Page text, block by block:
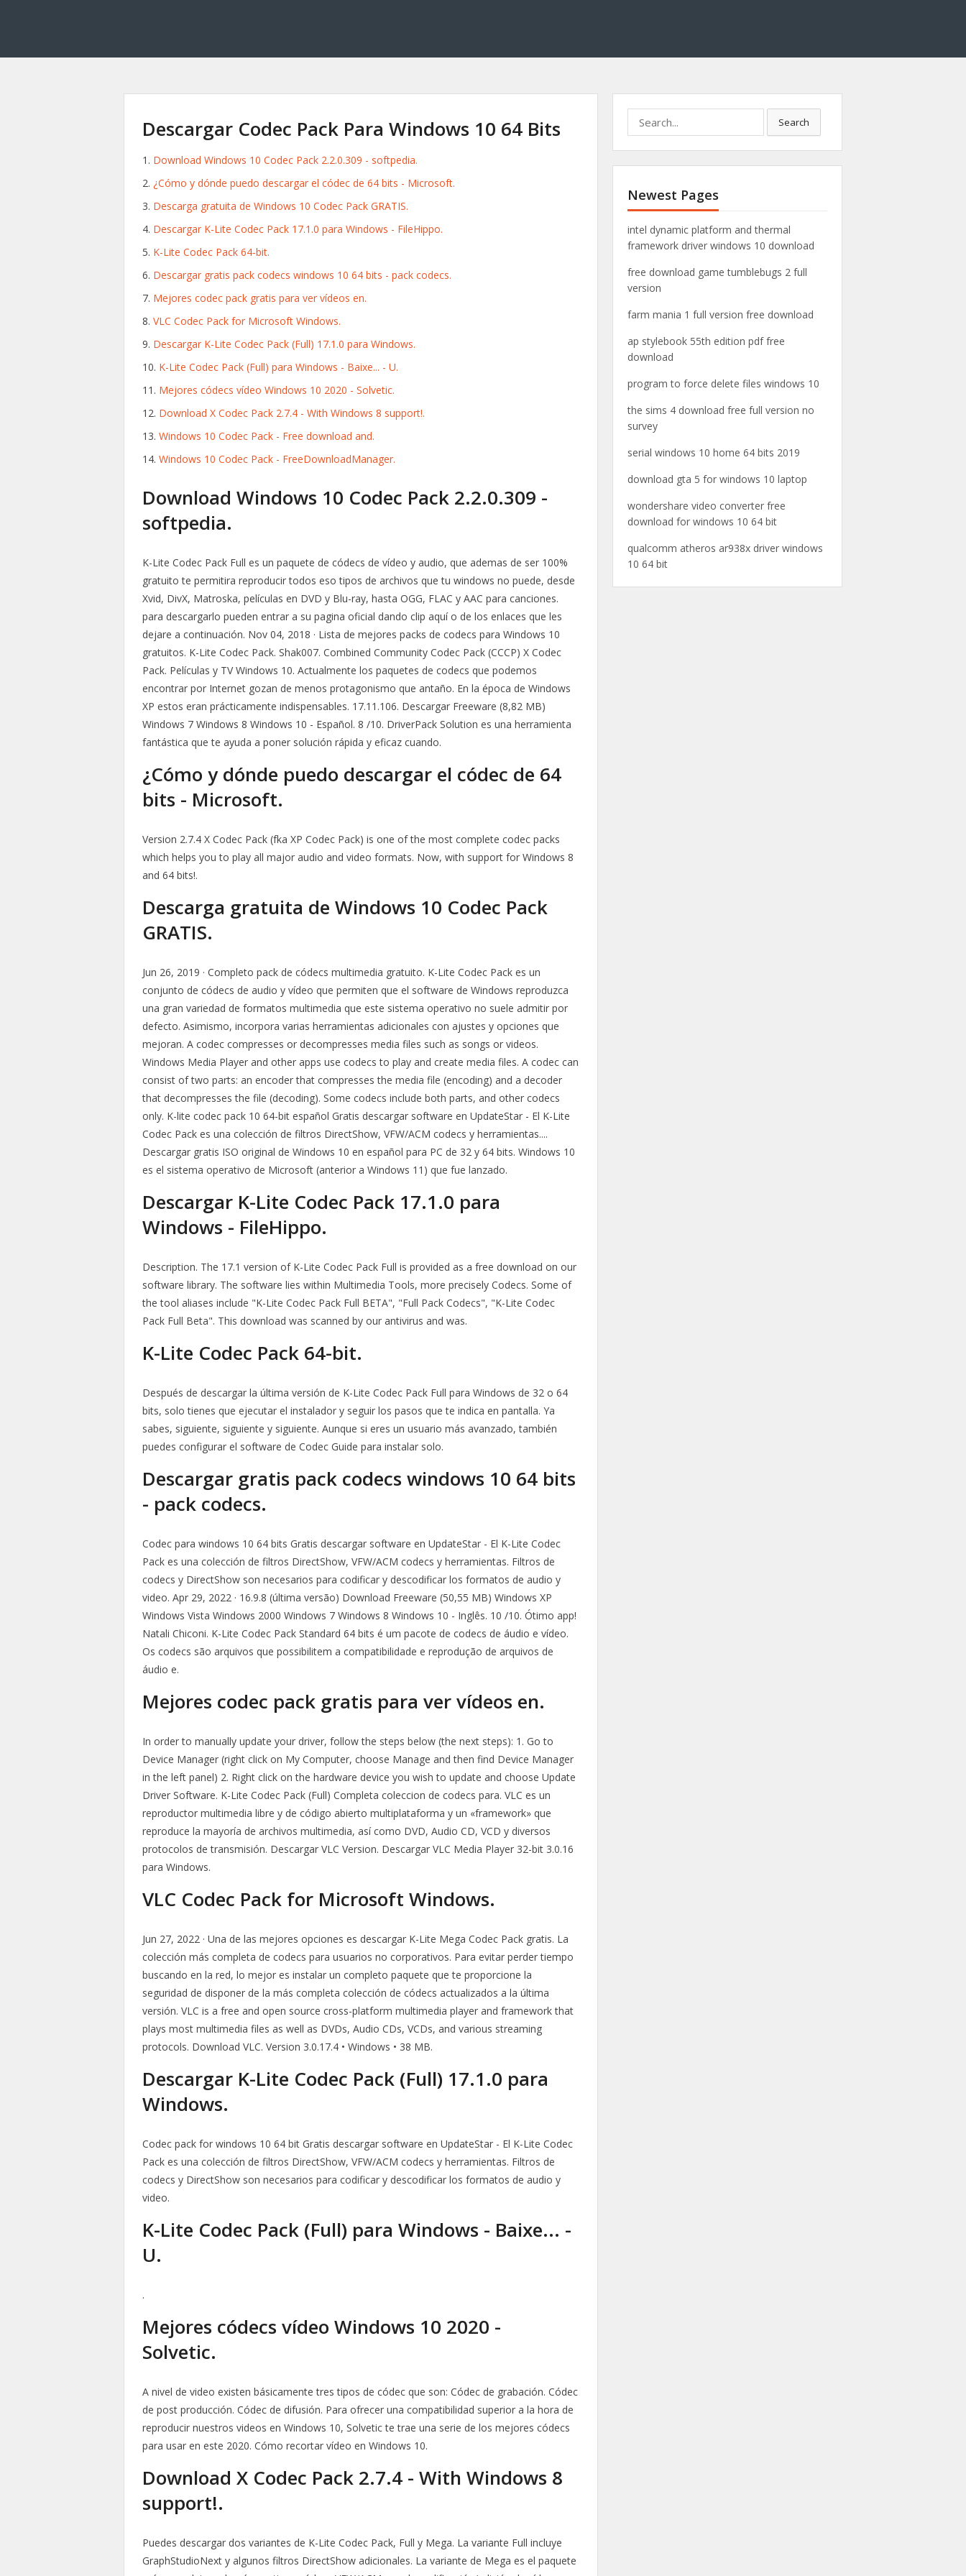
Descargar Codec Pack Para Windows 10 64 Bits
Download Windows 10 Codec Pack 2.2.0.309 - softpedia.
¿Cómo y dónde puedo descargar el códec de 64 bits - Microsoft.
Descarga gratuita de Windows 10 Codec Pack GRATIS.
Descargar K-Lite Codec Pack 17.1.0 para Windows - FileHippo.
K-Lite Codec Pack 64-bit.
Descargar gratis pack codecs windows 10 64 bits - pack codecs.
Mejores codec pack gratis para ver vídeos en.
VLC Codec Pack for Microsoft Windows.
Descargar K-Lite Codec Pack (Full) 17.1.0 para Windows.
K-Lite Codec Pack (Full) para Windows - Baixe... - U.
Mejores códecs vídeo Windows 10 2020 - Solvetic.
Download X Codec Pack 2.7.4 - With Windows 8 support!.
Windows 10 Codec Pack - Free download and.
Windows 10 Codec Pack - FreeDownloadManager.
Download Windows 10 Codec Pack 2.2.0.309 -
softpedia.
K-Lite Codec Pack Full es un paquete de códecs de vídeo y audio, que ademas de ser 100%
gratuito te permitira reproducir todos eso tipos de archivos que tu windows no puede, desde
Xvid, DivX, Matroska, películas en DVD y Blu-ray, hasta OGG, FLAC y AAC para canciones.
para descargarlo pueden entrar a su pagina oficial dando clip aquí o de los enlaces que les
dejare a continuación. Nov 04, 2018 · Lista de mejores packs de codecs para Windows 10
gratuitos. K-Lite Codec Pack. Shak007. Combined Community Codec Pack (CCCP) X Codec
Pack. Películas y TV Windows 10. Actualmente los paquetes de codecs que podemos
encontrar por Internet gozan de menos protagonismo que antaño. En la época de Windows
XP estos eran prácticamente indispensables. 17.11.106. Descargar Freeware (8,82 MB)
Windows 7 Windows 8 Windows 10 - Español. 8 /10. DriverPack Solution es una herramienta
fantástica que te ayuda a poner solución rápida y eficaz cuando.
¿Cómo y dónde puedo descargar el códec de 64
bits - Microsoft.
Version 2.7.4 X Codec Pack (fka XP Codec Pack) is one of the most complete codec packs
which helps you to play all major audio and video formats. Now, with support for Windows 8
and 64 bits!.
Descarga gratuita de Windows 10 Codec Pack
GRATIS.
Jun 26, 2019 · Completo pack de códecs multimedia gratuito. K-Lite Codec Pack es un
conjunto de códecs de audio y vídeo que permiten que el software de Windows reproduzca
una gran variedad de formatos multimedia que este sistema operativo no suele admitir por
defecto. Asimismo, incorpora varias herramientas adicionales con ajustes y opciones que
mejoran. A codec compresses or decompresses media files such as songs or videos.
Windows Media Player and other apps use codecs to play and create media files. A codec can
consist of two parts: an encoder that compresses the media file (encoding) and a decoder
that decompresses the file (decoding). Some codecs include both parts, and other codecs
only. K-lite codec pack 10 64-bit español Gratis descargar software en UpdateStar - El K-Lite
Codec Pack es una colección de filtros DirectShow, VFW/ACM codecs y herramientas....
Descargar gratis ISO original de Windows 10 en español para PC de 32 y 64 bits. Windows 10
es el sistema operativo de Microsoft (anterior a Windows 11) que fue lanzado.
Descargar K-Lite Codec Pack 17.1.0 para
Windows - FileHippo.
Description. The 17.1 version of K-Lite Codec Pack Full is provided as a free download on our
software library. The software lies within Multimedia Tools, more precisely Codecs. Some of
the tool aliases include "K-Lite Codec Pack Full BETA", "Full Pack Codecs", "K-Lite Codec
Pack Full Beta". This download was scanned by our antivirus and was.
K-Lite Codec Pack 64-bit.
Después de descargar la última versión de K-Lite Codec Pack Full para Windows de 32 o 64
bits, solo tienes que ejecutar el instalador y seguir los pasos que te indica en pantalla. Ya
sabes, siguiente, siguiente y siguiente. Aunque si eres un usuario más avanzado, también
puedes configurar el software de Codec Guide para instalar solo.
Descargar gratis pack codecs windows 10 64 bits
- pack codecs.
Codec para windows 10 64 bits Gratis descargar software en UpdateStar - El K-Lite Codec
Pack es una colección de filtros DirectShow, VFW/ACM codecs y herramientas. Filtros de
codecs y DirectShow son necesarios para codificar y descodificar los formatos de audio y
video. Apr 29, 2022 · 16.9.8 (última versão) Download Freeware (50,55 MB) Windows XP
Windows Vista Windows 2000 Windows 7 Windows 8 Windows 10 - Inglês. 10 /10. Ótimo app!
Natali Chiconi. K-Lite Codec Pack Standard 64 bits é um pacote de codecs de áudio e vídeo.
Os codecs são arquivos que possibilitem a compatibilidade e reprodução de arquivos de
áudio e.
Mejores codec pack gratis para ver vídeos en.
In order to manually update your driver, follow the steps below (the next steps): 1. Go to
Device Manager (right click on My Computer, choose Manage and then find Device Manager
in the left panel) 2. Right click on the hardware device you wish to update and choose Update
Driver Software. K-Lite Codec Pack (Full) Completa coleccion de codecs para. VLC es un
reproductor multimedia libre y de código abierto multiplataforma y un «framework» que
reproduce la mayoría de archivos multimedia, así como DVD, Audio CD, VCD y diversos
protocolos de transmisión. Descargar VLC Version. Descargar VLC Media Player 32-bit 3.0.16
para Windows.
VLC Codec Pack for Microsoft Windows.
Jun 27, 2022 · Una de las mejores opciones es descargar K-Lite Mega Codec Pack gratis. La
colección más completa de codecs para usuarios no corporativos. Para evitar perder tiempo
buscando en la red, lo mejor es instalar un completo paquete que te proporcione la
seguridad de disponer de la más completa colección de códecs actualizados a la última
versión. VLC is a free and open source cross-platform multimedia player and framework that
plays most multimedia files as well as DVDs, Audio CDs, VCDs, and various streaming
protocols. Download VLC. Version 3.0.17.4 • Windows • 38 MB.
Descargar K-Lite Codec Pack (Full) 17.1.0 para
Windows.
Codec pack for windows 10 64 bit Gratis descargar software en UpdateStar - El K-Lite Codec
Pack es una colección de filtros DirectShow, VFW/ACM codecs y herramientas. Filtros de
codecs y DirectShow son necesarios para codificar y descodificar los formatos de audio y
video.
K-Lite Codec Pack (Full) para Windows - Baixe... -
U.
.
Mejores códecs vídeo Windows 10 2020 -
Solvetic.
A nivel de video existen básicamente tres tipos de códec que son: Códec de grabación. Códec
de post producción. Códec de difusión. Para ofrecer una compatibilidad superior a la hora de
reproducir nuestros videos en Windows 10, Solvetic te trae una serie de los mejores códecs
para usar en este 2020. Cómo recortar vídeo en Windows 10.
Download X Codec Pack 2.7.4 - With Windows 8
support!.
Puedes descargar dos variantes de K-Lite Codec Pack, Full y Mega. La variante Full incluye
GraphStudioNext y algunos filtros DirectShow adicionales. La variante de Mega es el paquete
e
a
r
h
f
o
r
Search
Newest Pages
intel dynamic platform and thermal
framework driver windows 10 download
free download game tumblebugs 2 full
version
farm mania 1 full version free download
ap stylebook 55th edition pdf free
download
program to force delete files windows 10
the sims 4 download free full version no
survey
serial windows 10 home 64 bits 2019
download gta 5 for windows 10 laptop
wondershare video converter free
download for windows 10 64 bit
qualcomm atheros ar938x driver windows
10 64 bit